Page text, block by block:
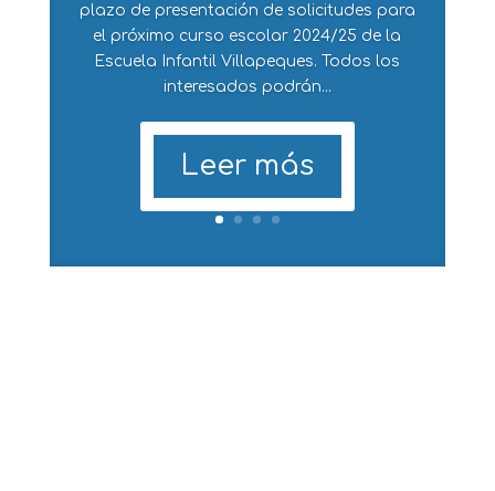
plazo de presentación de solicitudes para
el próximo curso escolar 2024/25 de la
Escuela Infantil Villapeques. Todos los
interesados podrán...
Leer más